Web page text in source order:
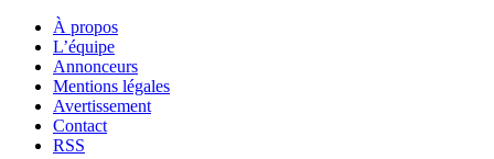
À propos
L’équipe
Annonceurs
Mentions légales
Avertissement
Contact
RSS